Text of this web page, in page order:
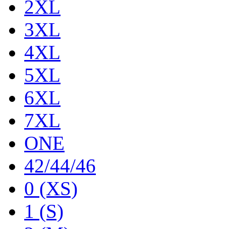
2XL
3XL
4XL
5XL
6XL
7XL
ONE
42/44/46
0 (XS)
1 (S)